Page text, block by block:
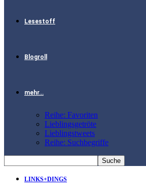
Lesestoff
Blogroll
mehr…
Reihe: Favoriten
Lieblingsgetröte
Lieblingstweets
Reihe: Suchbegriffe
LINKS+DINGS